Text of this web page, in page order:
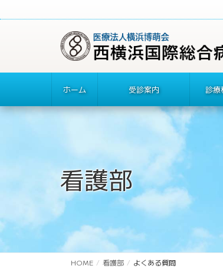
ホーム 受診案内 診療
看護部
HOME 看護部 よくある質問